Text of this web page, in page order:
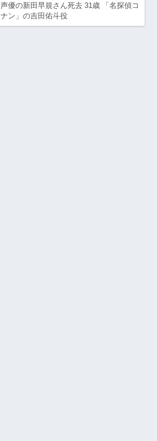
声優の新田早規さん死去 31歳 「名探偵コ
ナン」の吉田佑斗役